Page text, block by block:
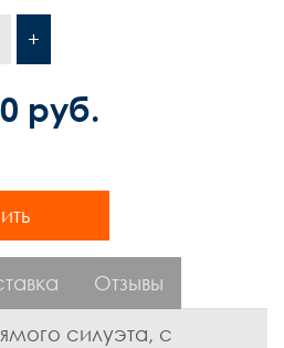
+
руб.
Отзывы
силуэта, с